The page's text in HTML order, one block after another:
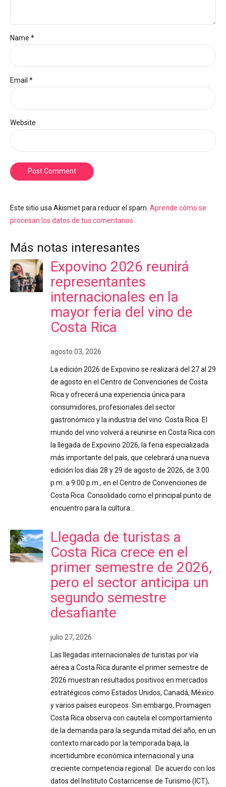
Name *
Email *
Website
Post Comment
Este sitio usa Akismet para reducir el spam. Aprende cómo se
procesan los datos de tus comentarios.
Más notas interesantes
Expovino 2026 reunirá
representantes
internacionales en la
mayor feria del vino de
Costa Rica
agosto 03, 2026
La edición 2026 de Expovino se realizará del 27 al 29
de agosto en el Centro de Convenciones de Costa
Rica y ofrecerá una experiencia única para
consumidores, profesionales del sector
gastronómico y la industria del vino. Costa Rica. El
mundo del vino volverá a reunirse en Costa Rica con
la llegada de Expovino 2026, la feria especializada
más importante del país, que celebrará una nueva
edición los días 28 y 29 de agosto de 2026, de 3:00
p.m. a 9:00 p.m., en el Centro de Convenciones de
Costa Rica. Consolidado como el principal punto de
encuentro para la cultura…
Llegada de turistas a
Costa Rica crece en el
primer semestre de 2026,
pero el sector anticipa un
segundo semestre
desafiante
julio 27, 2026
Las llegadas internacionales de turistas por vía
aérea a Costa Rica durante el primer semestre de
2026 muestran resultados positivos en mercados
estratégicos como Estados Unidos, Canadá, México
y varios países europeos. Sin embargo, Proimagen
Costa Rica observa con cautela el comportamiento
de la demanda para la segunda mitad del año, en un
contexto marcado por la temporada baja, la
incertidumbre económica internacional y una
creciente competencia regional. De acuerdo con los
datos del Instituto Costarricense de Turismo (ICT),